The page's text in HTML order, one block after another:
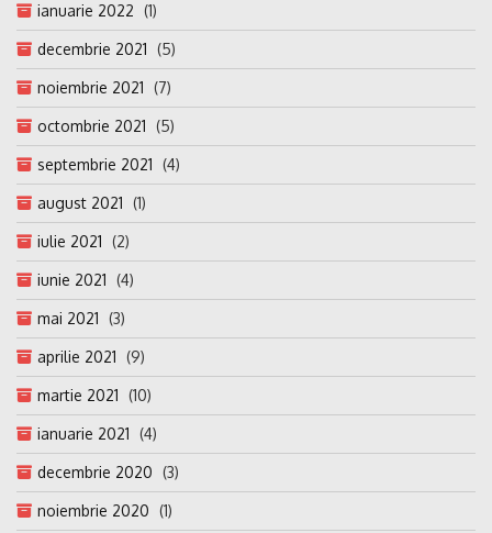
ianuarie 2022 (1)
decembrie 2021 (5)
noiembrie 2021 (7)
octombrie 2021 (5)
septembrie 2021 (4)
august 2021 (1)
iulie 2021 (2)
iunie 2021 (4)
mai 2021 (3)
aprilie 2021 (9)
martie 2021 (10)
ianuarie 2021 (4)
decembrie 2020 (3)
noiembrie 2020 (1)